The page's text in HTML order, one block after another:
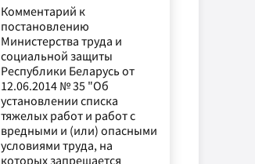
Комментарий к
постановлению
Министерства труда и
социальной защиты
Республики Беларусь от
12.06.2014 № 35 "Об
установлении списка
тяжелых работ и работ с
вредными и (или) опасными
условиями труда, на
которых запрещается